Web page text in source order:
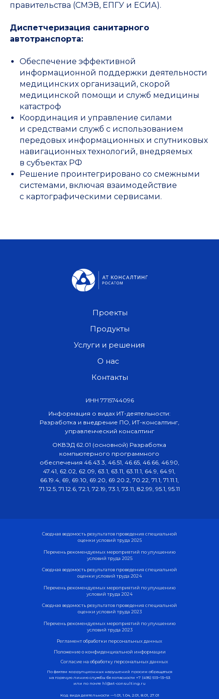
правительства (СМЭВ, ЕПГУ и ЕСИА).
Диспетчеризация санитарного
автотранспорта:
Обеспечение эффективной
информационной поддержки деятельности
медицинских организаций, скорой
медицинской помощи и служб медицины
катастроф
Координация и управление силами
и средствами служб с использованием
передовых информационных и спутниковых
навигационных технологий, внедряемых
в субъектах РФ
Решение проинтегрировано со смежными
системами, включая взаимодействие
с картографическими сервисами.
Информация о видах ИТ-деятельности:
Разработка и внедрение ПО, ИТ-консалтинг,
управленческий консалтинг
ОКВЭД 62.01 (основной) Разработка
компьютерного программного
обеспечения 46.43.3, 46.51, 46.65, 46.66, 46.90,
47.41, 62.02, 62.09, 63.1, 63.11, 63.11.1, 64.9, 64.91,
66.19.4, 69, 69.10, 69.20, 69.20.2, 70.22, 71.1, 71.11.1,
71.12.5, 71.12.6, 72.1, 72.19, 73.1, 73.11, 82.99, 95.1, 95.11
ИНН 7715744096
Проекты
Продукты
О нас
Контакты
Услуги и решения
Сводная ведомость результатов проведения специальной
оценки условий труда 2023
Регламент обработки персональных данных
Перечень рекомендуемых мероприятий по улучшению
условий труда 2023
Сводная ведомость результатов проведения специальной
оценки условий труда 2024
Перечень рекомендуемых мероприятий по улучшению
условий труда 2024
Положение о конфиденциальной информации
Согласие на обработку персональных данных
Сводная ведомость результатов проведения специальной
оценки условий труда 2025
Перечень рекомендуемых мероприятий по улучшению
условий труда 2025
По фактам коррупционных нарушений просим обращаться
на горячую линию службы безопасности +7 (495) 513−13−53
или по почте hl@at-consulting.ru
Код вида деятельности —1.01, 1.04, 2.01, 8.01, 27.01